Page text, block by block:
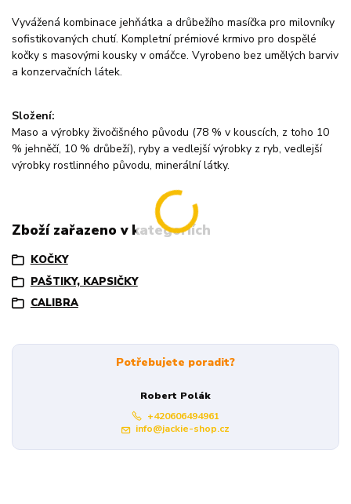
Vyvážená kombinace jehňátka a drůbežího masíčka pro milovníky
sofistikovaných chutí. Kompletní prémiové krmivo pro dospělé
kočky s masovými kousky v omáčce. Vyrobeno bez umělých barviv
a konzervačních látek.
Složení:
Maso a výrobky živočišného původu (78 % v kouscích, z toho 10
% jehněčí, 10 % drůbeží), ryby a vedlejší výrobky z ryb, vedlejší
výrobky rostlinného původu, minerální látky.
Zboží zařazeno v kategoriích
KOČKY
PAŠTIKY, KAPSIČKY
CALIBRA
Potřebujete poradit?
Robert Polák
+420606494961
info@jackie-shop.cz